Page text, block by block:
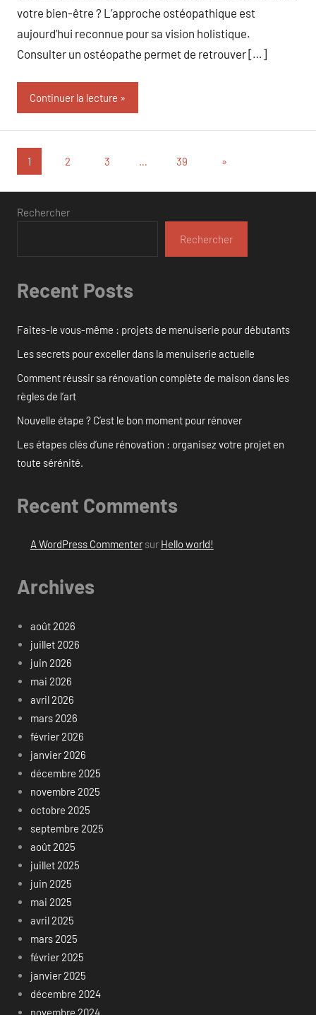
votre bien-être ? L’approche ostéopathique est
aujourd’hui reconnue pour sa vision holistique.
Consulter un ostéopathe permet de retrouver […]
Continuer la lecture
Pagination
des
publications
1 2 3 … 39
Articles
»
Rechercher
Rechercher
Recent Posts
Faites-le vous-même : projets de menuiserie pour débutants
Les secrets pour exceller dans la menuiserie actuelle
Comment réussir sa rénovation complète de maison dans les
règles de l’art
Nouvelle étape ? C’est le bon moment pour rénover
Les étapes clés d’une rénovation : organisez votre projet en
toute sérénité.
Recent Comments
A WordPress Commentersur Hello world!
Archives
août 2026
juillet 2026
juin 2026
mai 2026
avril 2026
mars 2026
février 2026
janvier 2026
décembre 2025
novembre 2025
octobre 2025
septembre 2025
août 2025
juillet 2025
juin 2025
mai 2025
avril 2025
mars 2025
février 2025
janvier 2025
décembre 2024
novembre 2024